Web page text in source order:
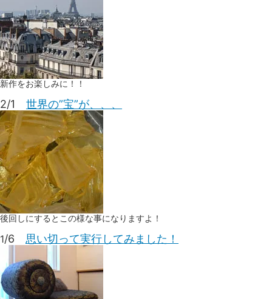
新作をお楽しみに！！
2/1 世界の”宝”が、、、
後回しにするとこの様な事になりますよ！
1/6 思い切って実行してみました！